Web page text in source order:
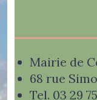
Mairie de
68 rue
Tel. 03 29